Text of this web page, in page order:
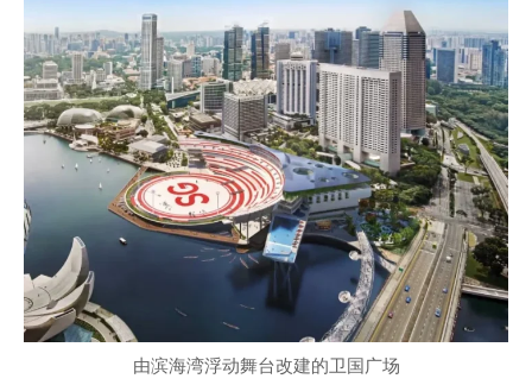
由滨海湾浮动舞台改建的卫国广场